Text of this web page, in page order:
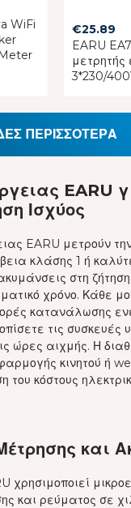
WiFi
€25.89
EARU
μετρητής
3*230/
ΠΕΡΙΣΣΟΤΕΡΑ
EARU
Ισχύος
EARU μετρούν
κλάσης 1 ή
στη ζήτηση
χρόνο. Κάθε
κατανάλωσης
τις συσκευές
ώρες αιχμής. Η
κινητού ή
του κόστους
και
χρησιμοποιεί
και ρεύματος σε